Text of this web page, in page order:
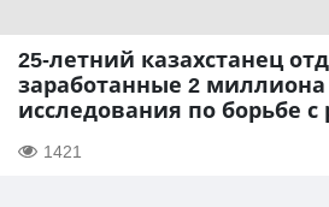
25-летний казахстанец
заработанные 2
исследования по борьбе с
1421